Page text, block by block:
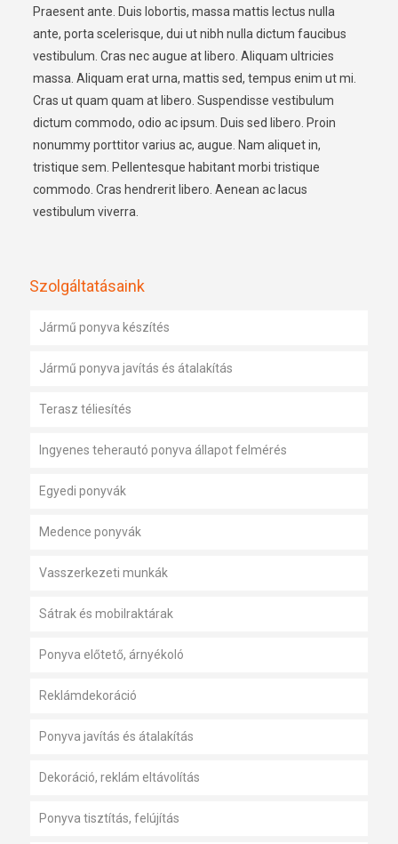
Praesent ante. Duis lobortis, massa mattis lectus nulla
ante, porta scelerisque, dui ut nibh nulla dictum faucibus
vestibulum. Cras nec augue at libero. Aliquam ultricies
massa. Aliquam erat urna, mattis sed, tempus enim ut mi.
Cras ut quam quam at libero. Suspendisse vestibulum
dictum commodo, odio ac ipsum. Duis sed libero. Proin
nonummy porttitor varius ac, augue. Nam aliquet in,
tristique sem. Pellentesque habitant morbi tristique
commodo. Cras hendrerit libero. Aenean ac lacus
vestibulum viverra.
Szolgáltatásaink
Jármű ponyva készítés
Jármű ponyva javítás és átalakítás
Terasz téliesítés
Ingyenes teherautó ponyva állapot felmérés
Egyedi ponyvák
Medence ponyvák
Vasszerkezeti munkák
Sátrak és mobilraktárak
Ponyva előtető, árnyékoló
Reklámdekoráció
Ponyva javítás és átalakítás
Dekoráció, reklám eltávolítás
Ponyva tisztítás, felújítás